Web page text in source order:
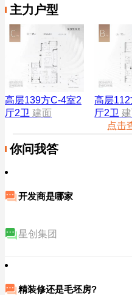
主力户型
高层139方C-4室2
厅2卫 建面
高层
厅2卫
点击
你问我答
开发商是哪家
星创集团
精装修还是毛坯房?